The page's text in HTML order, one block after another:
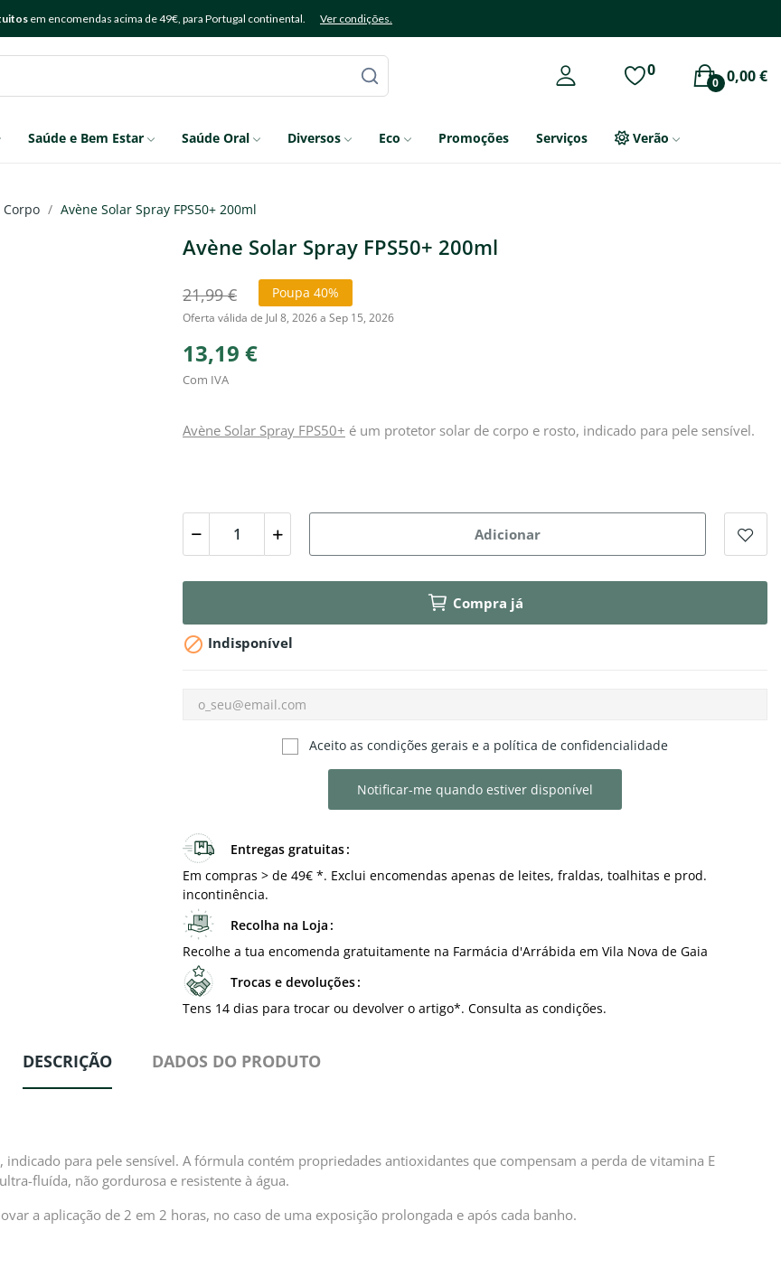
em encomendas acima de 49€, para Portugal continental. Ver condições.
0 0,00 €
0
Saúde e Bem Estar Saúde Oral Diversos Eco Promoções Serviços Verão
Corpo Avène Solar Spray FPS50+ 200ml
Avène Solar Spray FPS50+ 200ml
21,99 € Poupa 40%
Oferta válida de Jul 8, 2026 a Sep 15, 2026
13,19 €
Com IVA
Avène Solar Spray FPS50+ é um protetor solar de corpo e rosto, indicado para pele sensível.
Adicionar
Compra já
 Indisponível
Aceito as condições gerais e a política de confidencialidade
Notificar-me quando estiver disponível
Entregas gratuitas
Em compras > de 49€ *. Exclui encomendas apenas de leites, fraldas, toalhitas e prod.
incontinência.
Recolha na Loja
Recolhe a tua encomenda gratuitamente na Farmácia d'Arrábida em Vila Nova de Gaia
Trocas e devoluções
Tens 14 dias para trocar ou devolver o artigo*. Consulta as condições.
DESCRIÇÃO DADOS DO PRODUTO
para pele sensível. A fórmula contém propriedades antioxidantes que compensam a perda de vitamina E
fluída, não gordurosa e resistente à água.
a aplicação de 2 em 2 horas, no caso de uma exposição prolongada e após cada banho.